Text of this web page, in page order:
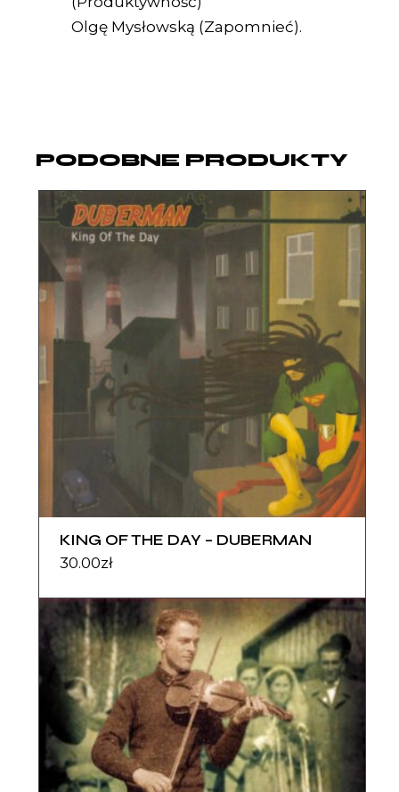
Olgę Mysłowską (Zapomnieć).
PODOBNE PRODUKTY
KING OF THE DAY – DUBERMAN
30.00zł